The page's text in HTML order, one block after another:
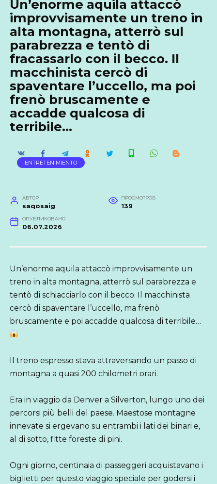
Un’enorme aquila attaccò
improvvisamente un treno in
alta montagna, atterrò sul
parabrezza e tentò di
fracassarlo con il becco. Il
macchinista cercò di
spaventare l’uccello, ma poi
frenò bruscamente e
accadde qualcosa di
terribile…
ENTRETENIMIENTO
АВТОР
saqosaig
ПРОСМОТРОВ
139
ОПУБЛИКОВАНО
06.07.2026
Un’enorme aquila attaccò improvvisamente un
treno in alta montagna, atterrò sul parabrezza e
tentò di schiacciarlo con il becco. Il macchinista
cercò di spaventare l’uccello, ma frenò
bruscamente e poi accadde qualcosa di terribile…
Il treno espresso stava attraversando un passo di
montagna a quasi 200 chilometri orari.
Era in viaggio da Denver a Silverton, lungo uno dei
percorsi più belli del paese. Maestose montagne
innevate si ergevano su entrambi i lati dei binari e,
al di sotto, fitte foreste di pini.
Ogni giorno, centinaia di passeggeri acquistavano i
biglietti per questo viaggio speciale per godersi i